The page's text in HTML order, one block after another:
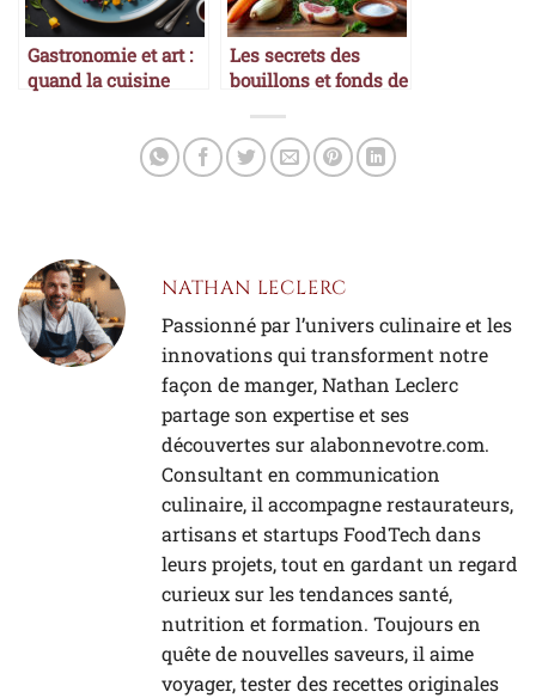
Gastronomie et art :
quand la cuisine
Les secrets des
bouillons et fonds de
NATHAN LECLERC
Passionné par l’univers culinaire et les
innovations qui transforment notre
façon de manger, Nathan Leclerc
partage son expertise et ses
découvertes sur alabonnevotre.com.
Consultant en communication
culinaire, il accompagne restaurateurs,
artisans et startups FoodTech dans
leurs projets, tout en gardant un regard
curieux sur les tendances santé,
nutrition et formation. Toujours en
quête de nouvelles saveurs, il aime
voyager, tester des recettes originales